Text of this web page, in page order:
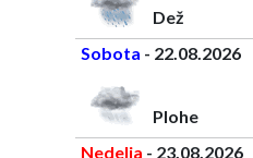
Dež
Sobota - 22.08.2026
Plohe
Nedelja - 23.08.2026